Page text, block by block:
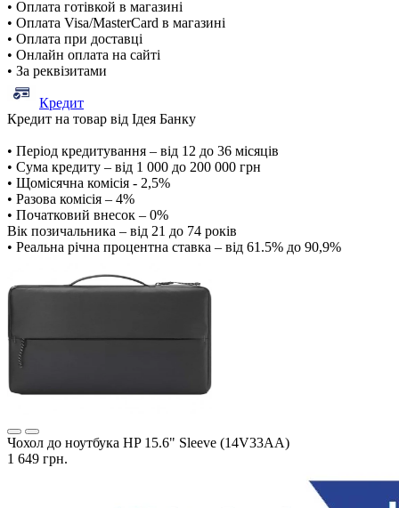
• Оплата готівкой в магазині
• Оплата Visa/MasterCard в магазині
• Оплата при доставці
• Онлайн оплата на сайті
• За реквізитами
Кредит
Кредит на товар від Ідея Банку
• Період кредитування – від 12 до 36 місяців
• Сума кредиту – від 1 000 до 200 000 грн
• Щомісячна комісія - 2,5%
• Разова комісія – 4%
• Початковий внесок – 0%
Вік позичальника – від 21 до 74 років
• Реальна річна процентна ставка – від 61.5% до 90,9%
Чохол до ноутбука HP 15.6" Sleeve (14V33AA)
1 649 грн.